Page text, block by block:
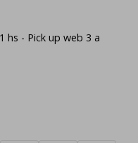
hs - Pick up web 3 a